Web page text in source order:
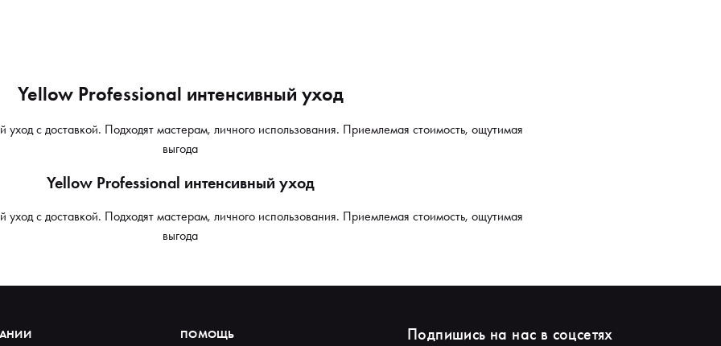
Yellow Professional интенсивный уход
уход с доставкой. Подходят мастерам, личного использования. Приемлемая стоимость, ощутимая
выгода
Yellow Professional интенсивный уход
уход с доставкой. Подходят мастерам, личного использования. Приемлемая стоимость, ощутимая
выгода
ПОМОЩЬ Подпишись на нас в соцсетях